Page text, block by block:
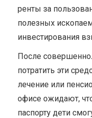
ренты за
полезных
инвестирования
После
потратить эти
лечение или
офисе ожидают,
паспорту дети